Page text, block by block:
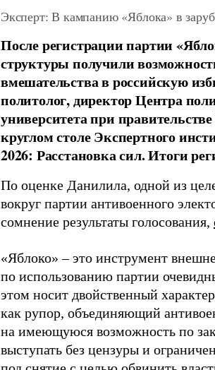
Эксперт: В кампанию «Яблока» в
После регистрации партии
структуры получили
вмешательства в российскую
политолог, директор Центра
университета при
круглом столе Экспертного
2026: Расстановка сил. Итоги
По оценке Данилила, одной из
вокруг партии антивоенного
сомнение результаты голосования,
«Яблоко» – это инструмент
по использованию партии
этом носит двойственный
как рупор, объединяющий
на имеющуюся возможность по
выступать без цензуры и